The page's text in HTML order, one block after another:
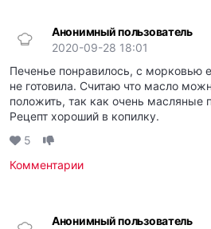
Анонимный пользователь
2020-09-28 18:01
Печенье понравилось, с морковью
не готовила. Считаю что масло
положить, так как очень масляные
Рецепт хороший в копилку.
5
Комментарии
Анонимный пользователь